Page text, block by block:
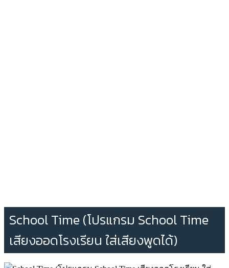
School Time (โปรแกรม School Time
เสียงออดโรงเรียน ใส่เสียงพูดได้)